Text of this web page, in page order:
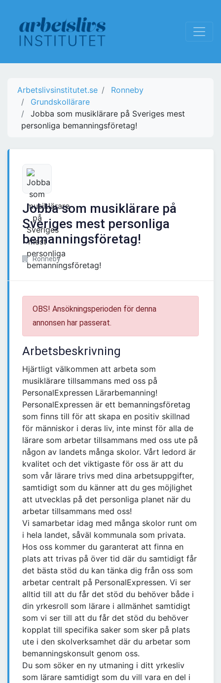
Arbetslivsinstitutet.se
Ronneby
Grundskollärare
Jobba som musiklärare på Sveriges mest
personliga bemanningsföretag!
Jobba som musiklärare på
Sveriges mest personliga
bemanningsföretag!
Ronneby
OBS! Ansökningsperioden för denna
annonsen har passerat.
Arbetsbeskrivning
Hjärtligt välkommen att arbeta som
musiklärare tillsammans med oss på
PersonalExpressen Lärarbemanning!
PersonalExpressen är ett bemanningsföretag
som finns till för att skapa en positiv skillnad
för människor i deras liv, inte minst för alla de
lärare som arbetar tillsammans med oss ute på
någon av landets många skolor. Vårt ledord är
kvalitet och det viktigaste för oss är att du
som vår lärare trivs med dina arbetsuppgifter,
samtidigt som du känner att du ges möjlighet
att utvecklas på det personliga planet när du
arbetar tillsammans med oss!
Vi samarbetar idag med många skolor runt om
i hela landet, såväl kommunala som privata.
Hos oss kommer du garanterat att finna en
plats att trivas på över tid där du samtidigt får
det bästa stöd du kan tänka dig från oss som
arbetar centralt på PersonalExpressen. Vi ser
alltid till att du får det stöd du behöver både i
din yrkesroll som lärare i allmänhet samtidigt
som vi ser till att du får det stöd du behöver
kopplat till specifika saker som sker på plats
ute i den skolverksamhet där du arbetar som
bemanningskonsult genom oss.
Du som söker en ny utmaning i ditt yrkesliv
som lärare samtidigt som du vill vara en del i